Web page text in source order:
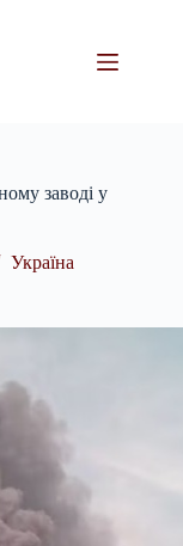
заводі у
Україна